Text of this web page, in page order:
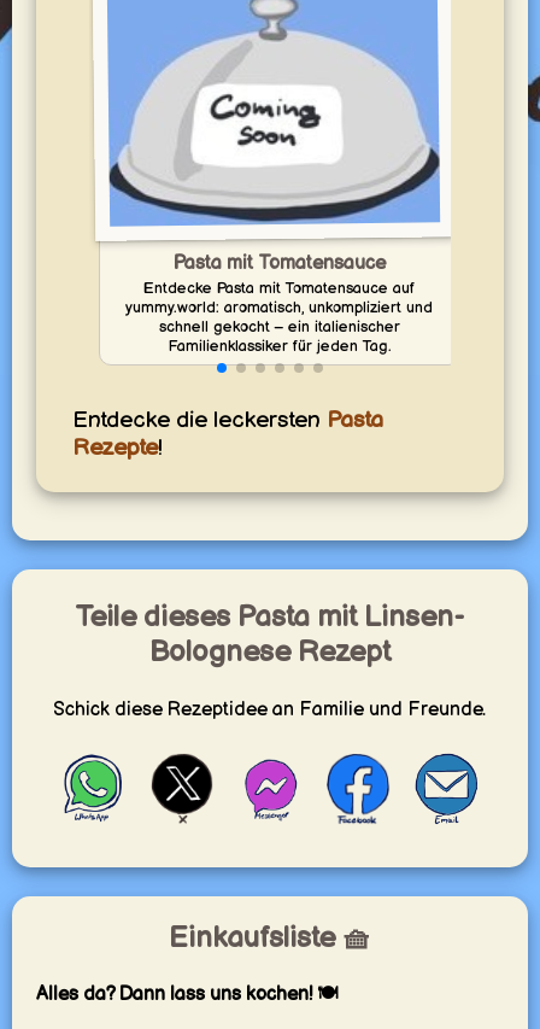
Pasta mit Tomatensauce
Entdecke Pasta mit Tomatensauce auf
yummy.world: aromatisch, unkompliziert und
schnell gekocht – ein italienischer
Familienklassiker für jeden Tag.
Entdecke die leckersten Pasta
Rezepte!
Teile dieses Pasta mit Linsen-
Bolognese Rezept
Schick diese Rezeptidee an Familie und Freunde.
Einkaufsliste 🧺
Alles da? Dann lass uns kochen! 🍽️